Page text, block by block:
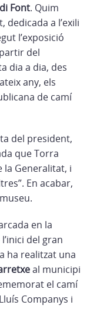
Font. Quim
dedicada a l’exili
l’exposició
del
dia a dia, des
any, els
de camí
del president,
que Torra
la Generalitat, i
En acabar,
en la
del gran
ha realitzat una
al municipi
el camí
Companys i